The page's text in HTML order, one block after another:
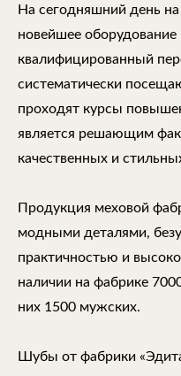
На сегодняшний день
новейшее оборудование
квалифицированный
систематически
проходят курсы
является решающим
качественных и
Продукция меховой
модными деталями,
практичностью и
наличии на фабрике
них 1500 мужских.
Шубы от фабрики